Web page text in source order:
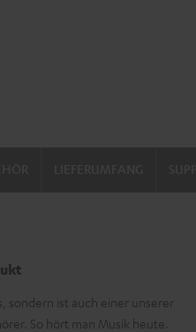
sondern ist auch einer unserer
So hört man Musik heute.